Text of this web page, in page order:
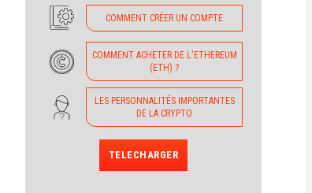
COMMENT CRÉER UN COMPTE
COMMENT ACHETER DE L'ETHEREUM
(ETH) ?
LES PERSONNALITÉS IMPORTANTES
DE LA CRYPTO
TELECHARGER